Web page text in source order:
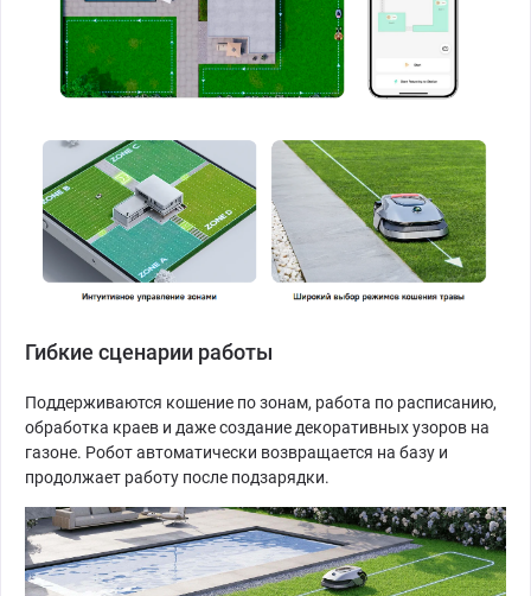
Гибкие сценарии работы
Поддерживаются кошение по зонам, работа по расписанию,
обработка краев и даже создание декоративных узоров на
газоне. Робот автоматически возвращается на базу и
продолжает работу после подзарядки.